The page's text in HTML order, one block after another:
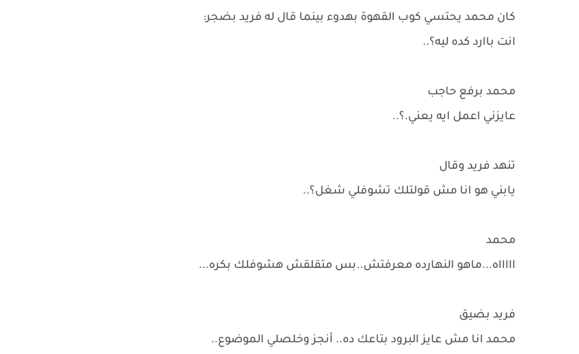
كان محمد يحتسي كوب القهوة بهدوء بينما قال له فريد بضجر:
انت باارد كده ليه؟..
محمد برفع حاجب
عايزني اعمل ايه يعني.؟..
تنهد فريد وقال
يابني هو انا مش قولتلك تشوفلي شغل؟..
محمد
اااااه...ماهو النهارده معرفتش..بس متقلقش هشوفلك بكره...
فريد بضيق
محمد انا مش عايز البرود بتاعك ده.. أنجز وخلصلي الموضوع..